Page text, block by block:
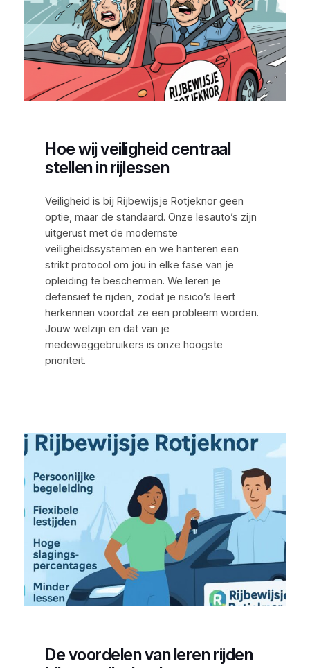
Hoe wij veiligheid centraal
stellen in rijlessen
Veiligheid is bij Rijbewijsje Rotjeknor geen
optie, maar de standaard. Onze lesauto’s zijn
uitgerust met de modernste
veiligheidssystemen en we hanteren een
strikt protocol om jou in elke fase van je
opleiding te beschermen. We leren je
defensief te rijden, zodat je risico’s leert
herkennen voordat ze een probleem worden.
Jouw welzijn en dat van je
medeweggebruikers is onze hoogste
prioriteit.
De voordelen van leren rijden